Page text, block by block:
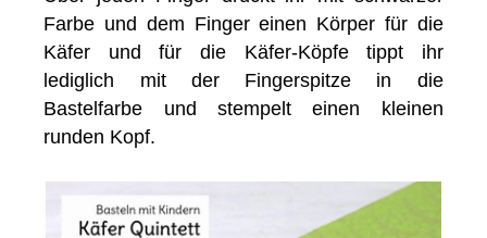
Farbe und dem Finger einen Körper für die
Käfer und für die Käfer-Köpfe tippt ihr
lediglich mit der Fingerspitze in die
Bastelfarbe und stempelt einen kleinen
runden Kopf.